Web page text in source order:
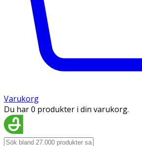
Varukorg
Du har 0 produkter i din varukorg.